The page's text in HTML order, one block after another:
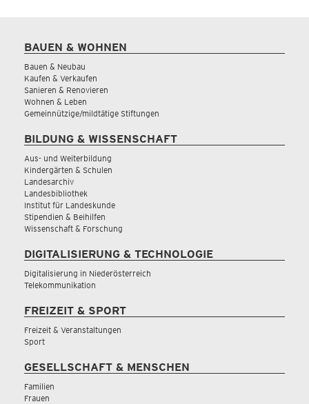
BAUEN & WOHNEN
Bauen & Neubau
Kaufen & Verkaufen
Sanieren & Renovieren
Wohnen & Leben
Gemeinnützige/mildtätige Stiftungen
BILDUNG & WISSENSCHAFT
Aus- und Weiterbildung
Kindergärten & Schulen
Landesarchiv
Landesbibliothek
Institut für Landeskunde
Stipendien & Beihilfen
Wissenschaft & Forschung
DIGITALISIERUNG & TECHNOLOGIE
Digitalisierung in Niederösterreich
Telekommunikation
FREIZEIT & SPORT
Freizeit & Veranstaltungen
Sport
GESELLSCHAFT & MENSCHEN
Familien
Frauen